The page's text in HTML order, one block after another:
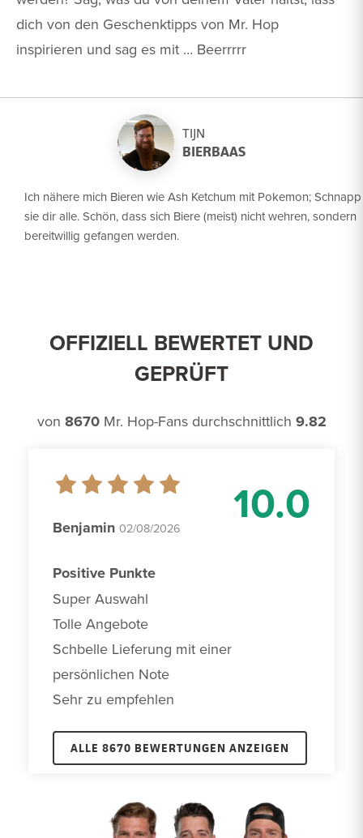
dich von den Geschenktipps von Mr. Hop
inspirieren und sag es mit … Beerrrrr
TIJN
BIERBAAS
Ich nähere mich Bieren wie Ash Ketchum mit Pokemon; Schnapp
sie dir alle. Schön, dass sich Biere (meist) nicht wehren, sondern
bereitwillig gefangen werden.
OFFIZIELL BEWERTET UND
GEPRÜFT
von 8670Mr. Hop-Fans durchschnittlich 9.82
10.0
Benjamin 02/08/2026
Positive Punkte
Super Auswahl
Tolle Angebote
Schbelle Lieferung mit einer
persönlichen Note
Sehr zu empfehlen
ALLE 8670 BEWERTUNGEN ANZEIGEN